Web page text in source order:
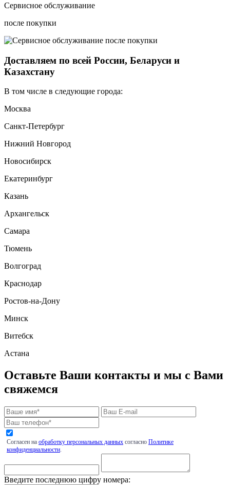
Сервисное обслуживание
после покупки
Доставляем по всей России, Беларуси и
Казахстану
В том числе в следующие города:
Москва
Санкт-Петербург
Нижний Новгород
Новосибирск
Екатеринбург
Казань
Архангельск
Самара
Тюмень
Волгоград
Краснодар
Ростов-на-Дону
Минск
Витебск
Астана
Оставьте Ваши контакты и мы с Вами
свяжемся
Согласен на обработку персональных данных согласно Политике
конфиденциальности.
Введите последнюю цифру номера: